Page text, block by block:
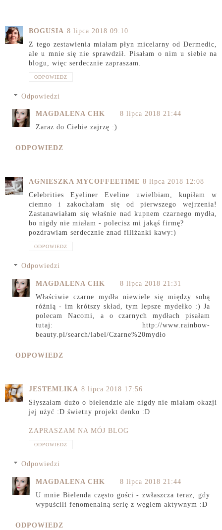
BOGUSIA 8 lipca 2018 09:10
Z tego zestawienia miałam płyn micelarny od Dermedic,
ale u mnie się nie sprawdził. Pisałam o nim u siebie na
blogu, więc serdecznie zapraszam.
ODPOWIEDZ
Odpowiedzi
MAGDALENA CHK
8 lipca 2018 21:44
Zaraz do Ciebie zajrzę :)
ODPOWIEDZ
AGNIESZKA MYCOFFEETIME 8 lipca 2018 12:08
Celebrities Eyeliner Eveline uwielbiam, kupiłam w
ciemno i zakochałam się od pierwszego wejrzenia!
Zastanawiałam się właśnie nad kupnem czarnego mydła,
bo nigdy nie miałam - polecisz mi jakąś firmę?
pozdrawiam serdecznie znad filiżanki kawy:)
ODPOWIEDZ
Odpowiedzi
MAGDALENA CHK
8 lipca 2018 21:31
Właściwie czarne mydła niewiele się między sobą
różnią - im krótszy skład, tym lepsze mydełko :) Ja
polecam Nacomi, a o czarnych mydłach pisałam
tutaj: http://www.rainbow-
beauty.pl/search/label/Czarne%20mydło
ODPOWIEDZ
JESTEMLIKA 8 lipca 2018 17:56
Słyszałam dużo o bielendzie ale nigdy nie miałam okazji
jej użyć :D świetny projekt denko :D
ZAPRASZAM NA MÓJ BLOG
ODPOWIEDZ
Odpowiedzi
MAGDALENA CHK
8 lipca 2018 21:44
U mnie Bielenda często gości - zwłaszcza teraz, gdy
wypuścili fenomenalną serię z węglem aktywnym :D
ODPOWIEDZ